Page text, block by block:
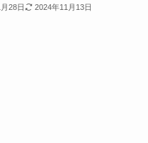
28日 2024年11月13日